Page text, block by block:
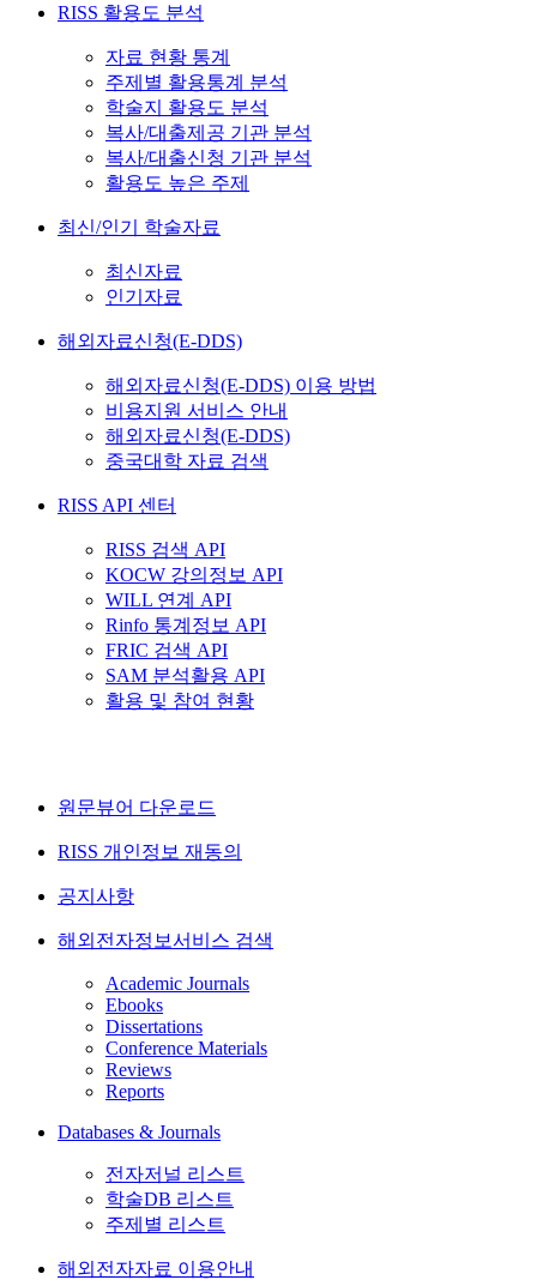
RISS 활용도 분석
자료 현황 통계
주제별 활용통계 분석
학술지 활용도 분석
복사/대출제공 기관 분석
복사/대출신청 기관 분석
활용도 높은 주제
최신/인기 학술자료
최신자료
인기자료
해외자료신청(E-DDS)
해외자료신청(E-DDS) 이용 방법
비용지원 서비스 안내
해외자료신청(E-DDS)
중국대학 자료 검색
RISS API 센터
RISS 검색 API
KOCW 강의정보 API
WILL 연계 API
Rinfo 통계정보 API
FRIC 검색 API
SAM 분석활용 API
활용 및 참여 현황
원문뷰어 다운로드
RISS 개인정보 재동의
공지사항
해외전자정보서비스 검색
Academic Journals
Ebooks
Dissertations
Conference Materials
Reviews
Reports
Databases & Journals
전자저널 리스트
학술DB 리스트
주제별 리스트
해외전자자료 이용안내